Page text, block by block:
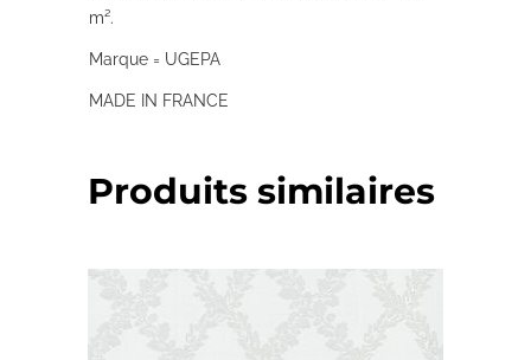
m².
Marque = UGEPA
MADE IN FRANCE
Produits similaires